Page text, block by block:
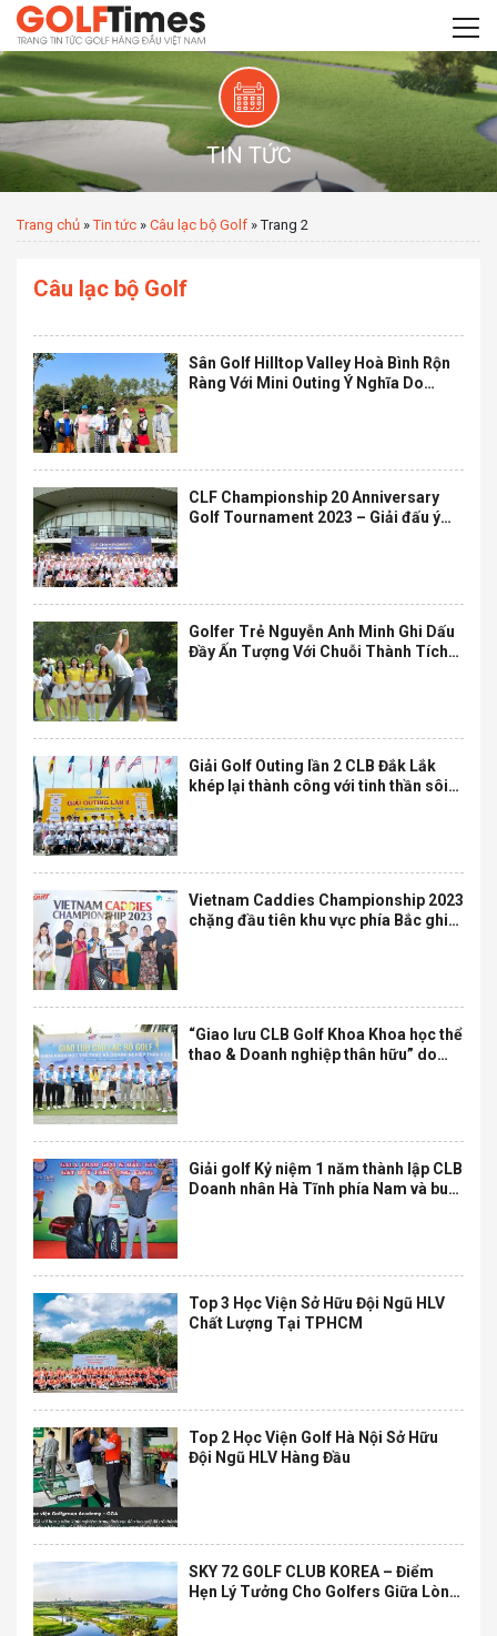
TIN TỨC
Trang chủ »Tin tức » Câu lạc bộ Golf »Trang 2
Câu lạc bộ Golf
Sân Golf Hilltop Valley Hoà Bình Rộn
Ràng Với Mini Outing Ý Nghĩa Do
CLF Championship 20 Anniversary
Golf Tournament 2023 – Giải đấu ý
Golfer Trẻ Nguyễn Anh Minh Ghi Dấu
Đầy Ấn Tượng Với Chuỗi Thành Tích
Giải Golf Outing lần 2 CLB Đắk Lắk
khép lại thành công với tinh thần sôi
Vietnam Caddies Championship 2023
chặng đầu tiên khu vực phía Bắc ghi
“Giao lưu CLB Golf Khoa Khoa học thể
thao & Doanh nghiệp thân hữu” do
Giải golf Kỷ niệm 1 năm thành lập CLB
Doanh nhân Hà Tĩnh phía Nam và buổi
Top 3 Học Viện Sở Hữu Đội Ngũ HLV
Chất Lượng Tại TPHCM
Top 2 Học Viện Golf Hà Nội Sở Hữu
Đội Ngũ HLV Hàng Đầu
SKY 72 GOLF CLUB KOREA – Điểm
Hẹn Lý Tưởng Cho Golfers Giữa Lòng